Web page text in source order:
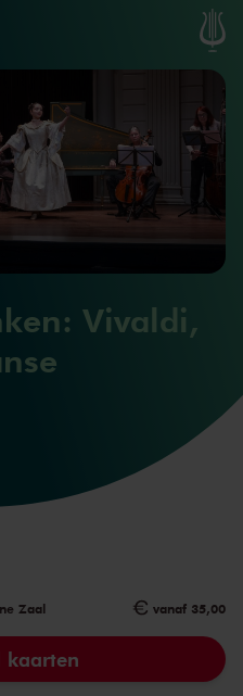
Vivaldi,
Zaal vanaf 35,00
kaarten